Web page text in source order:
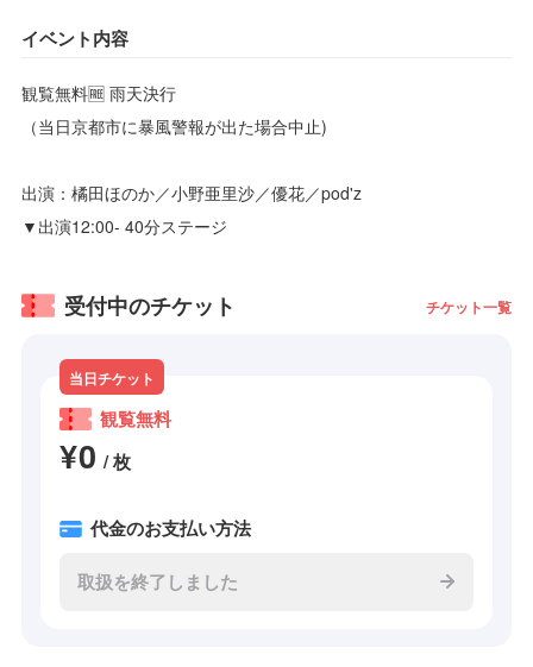
イベント内容
観覧無料🆓 雨天決行
（当日京都市に暴風警報が出た場合中止)
出演：橘田ほのか／小野亜里沙／優花／pod'z
▼出演12:00- 40分ステージ
受付中のチケット チケット一覧
当日チケット
観覧無料
¥0 / 枚
代金のお支払い方法
取扱を終了しました